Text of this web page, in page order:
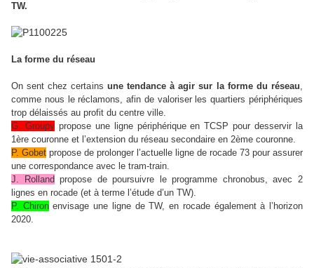
TW.
La forme du réseau
On sent chez certains une tendance à agir sur la forme du réseau,
comme nous le réclamons, afin de valoriser les quartiers périphériques
trop délaissés au profit du centre ville.
G. Groupypropose une ligne périphérique en TCSP pour desservir la
1ère couronne et l’extension du réseau secondaire en 2ème couronne.
P. Gobet propose de prolonger l’actuelle ligne de rocade 73 pour assurer
une correspondance avec le tram-train.
J. Rolland propose de poursuivre le programme chronobus, avec 2
lignes en rocade (et à terme l’étude d’un TW).
P. Chironenvisage une ligne de TW, en rocade également à l’horizon
2020.